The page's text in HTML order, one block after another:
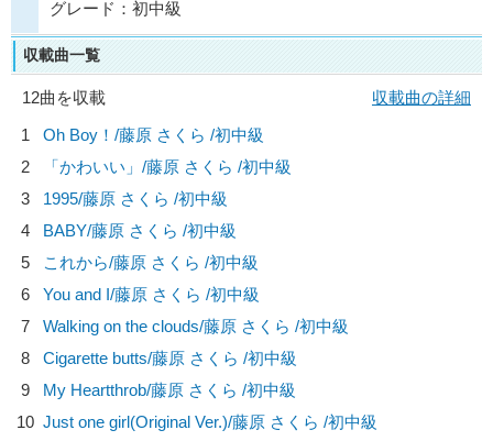
グレード：初中級
収載曲一覧
12曲を収載
収載曲の詳細
1
Oh Boy！/藤原 さくら /初中級
2
「かわいい」/藤原 さくら /初中級
3
1995/藤原 さくら /初中級
4
BABY/藤原 さくら /初中級
5
これから/藤原 さくら /初中級
6
You and I/藤原 さくら /初中級
7
Walking on the clouds/藤原 さくら /初中級
8
Cigarette butts/藤原 さくら /初中級
9
My Heartthrob/藤原 さくら /初中級
10 Just one girl(Original Ver.)/藤原 さくら /初中級